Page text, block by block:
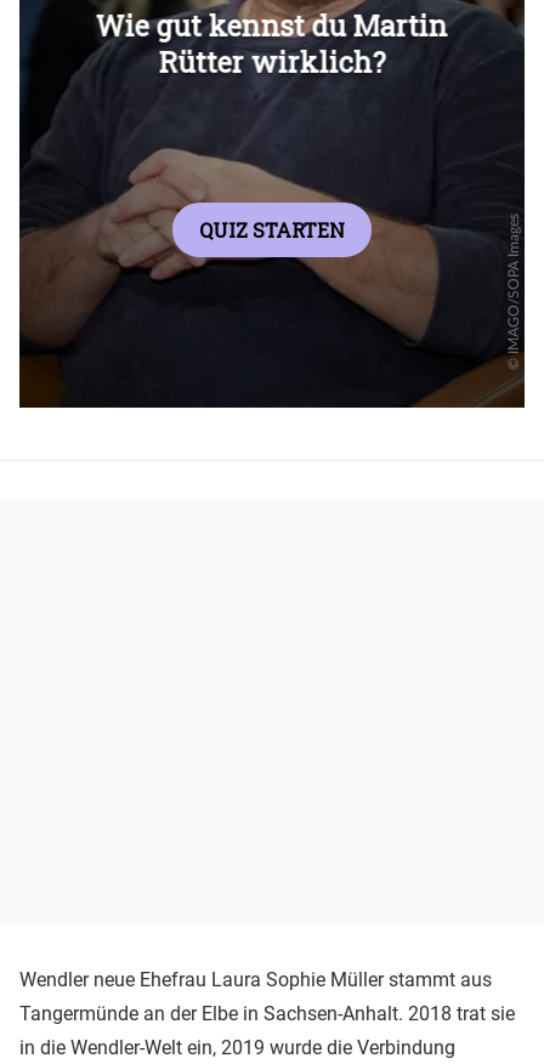
Überspringen
Wendler neue Ehefrau Laura Sophie Müller stammt aus
Tangermünde an der Elbe in Sachsen-Anhalt. 2018 trat sie
in die Wendler-Welt ein, 2019 wurde die Verbindung